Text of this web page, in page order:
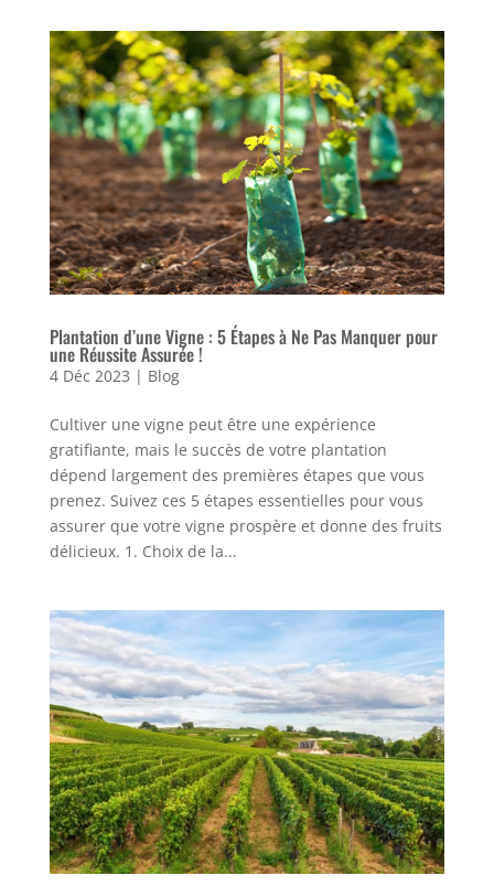
Plantation d’une Vigne : 5 Étapes à Ne Pas Manquer pour
une Réussite Assurée !
4 Déc 2023 | Blog
Cultiver une vigne peut être une expérience
gratifiante, mais le succès de votre plantation
dépend largement des premières étapes que vous
prenez. Suivez ces 5 étapes essentielles pour vous
assurer que votre vigne prospère et donne des fruits
délicieux. 1. Choix de la...